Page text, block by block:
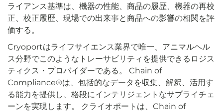
ライアンス基準は、機器の性能、商品の履歴、機器の再校
正、校正履歴、現場での出来事と商品への影響の相関を評
価する。
Cryoportはライフサイエンス業界で唯一、アニマルヘル
ス分野でこのようなトレーサビリティを提供できるロジス
ティクス・プロバイダーである。 Chain of
Compliance®は、包括的なデータを収集、解釈、活用す
る能力を提供し、格段にインテリジェントなサプライチェ
ーンを実現します。 クライオポートは、Chain of